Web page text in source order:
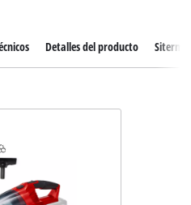
Detalles del producto